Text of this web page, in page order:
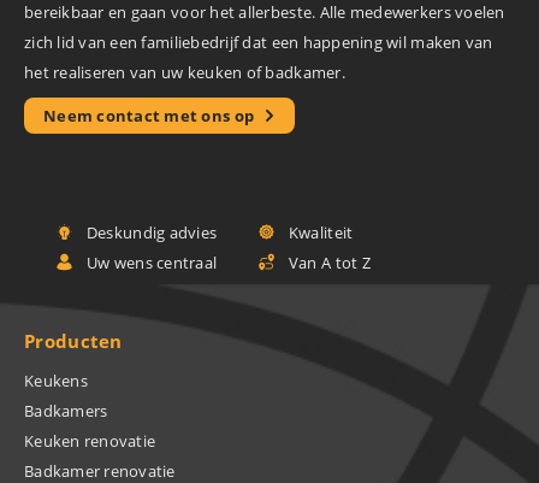
bereikbaar en gaan voor het allerbeste. Alle medewerkers voelen
zich lid van een familiebedrijf dat een happening wil maken van
het realiseren van uw keuken of badkamer.
Neem contact met ons op
Deskundig advies
Kwaliteit
Uw wens centraal
Van A tot Z
Producten
Keukens
Badkamers
Keuken renovatie
Badkamer renovatie